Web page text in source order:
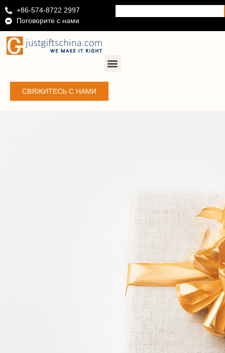
+86-574-8722 2997
Поговорите с нами
СВЯЖИТЕСЬ С НАМИ